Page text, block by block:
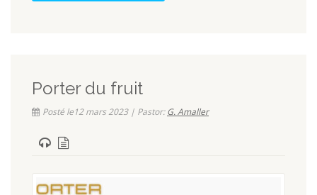
Porter du fruit
Posté le12 mars 2023 | Pastor:G. Amaller